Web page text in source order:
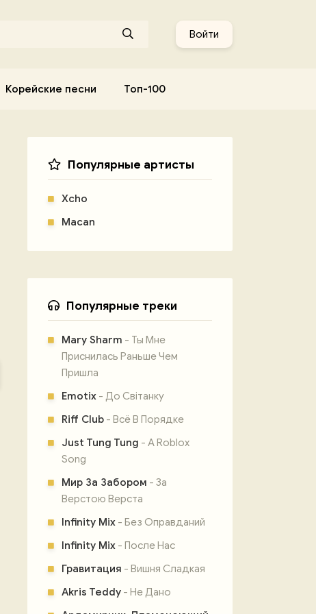
Войти
Корейские песни Топ-100
Популярные артисты
Xcho
Macan
Популярные треки
Mary Sharm - Ты Мне
Приснилась Раньше Чем
Пришла
Emotix - До Світанку
Riff Club - Всё В Порядке
Just Tung Tung - A Roblox
Song
Мир За Забором - За
Верстою Верста
Infinity Mix - Без Оправданий
Infinity Mix - После Нас
Гравитация - Вишня Сладкая
Akris Teddy - Не Дано